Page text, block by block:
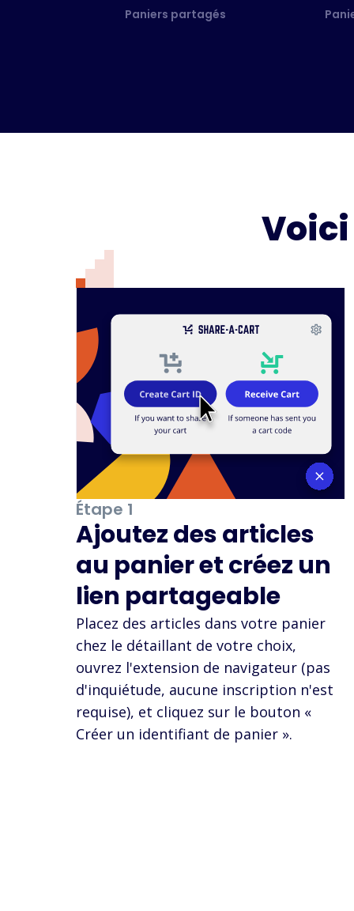
Paniers partagés
Étape 1
Ajoutez des articles
au panier et créez un
lien partageable
Placez des articles dans votre panier
chez le détaillant de votre choix,
ouvrez l'extension de navigateur (pas
d'inquiétude, aucune inscription n'est
requise), et cliquez sur le bouton «
Créer un identifiant de panier ».